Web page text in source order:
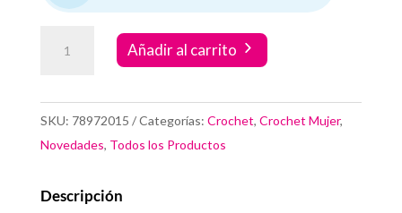
Añadir al carrito
SKU: 78972015 Categorías: Crochet, Crochet Mujer,
Novedades, Todos los Productos
Descripción